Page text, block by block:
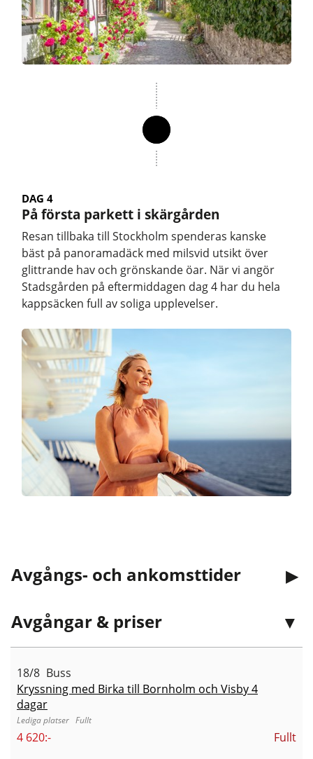
DAG 4
På första parkett i skärgården
Resan tillbaka till Stockholm spenderas kanske
bäst på panoramadäck med milsvid utsikt över
glittrande hav och grönskande öar. När vi angör
Stadsgården på eftermiddagen dag 4 har du hela
kappsäcken full av soliga upplevelser.
Avgångs- och ankomsttider
Avgångar & priser
18/8 Buss
Kryssning med Birka till Bornholm och Visby 4
dagar
Fullt
4 620:- Fullt